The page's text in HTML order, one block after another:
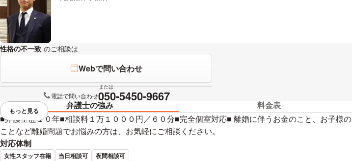
性格の不一致 のご相談は
Webで問い合わせ
または
電話で問い合わせ050-5450-9667
弁護士の強み
料金表
■弁護士歴１０年■相談料１万１０００円／６０分■完全個室対応■ 離婚に伴うお金のこと、お子様の
ことなど離婚問題でお悩みの方は、お気軽にご相談ください。
対応体制
女性スタッフ在籍 当日相談可 夜間相談可
視覚的に省略されている要素を
もっと見る